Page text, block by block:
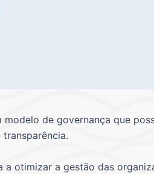
de governança que
otimizar a gestão das